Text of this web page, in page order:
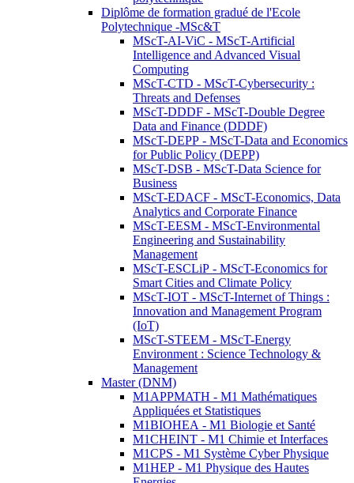
Diplôme de formation gradué de l'Ecole
Polytechnique -MSc&T
MScT-AI-ViC - MScT-Artificial
Intelligence and Advanced Visual
Computing
MScT-CTD - MScT-Cybersecurity :
Threats and Defenses
MScT-DDDF - MScT-Double Degree
Data and Finance (DDDF)
MScT-DEPP - MScT-Data and Economics
for Public Policy (DEPP)
MScT-DSB - MScT-Data Science for
Business
MScT-EDACF - MScT-Economics, Data
Analytics and Corporate Finance
MScT-EESM - MScT-Environmental
Engineering and Sustainability
Management
MScT-ESCLiP - MScT-Economics for
Smart Cities and Climate Policy
MScT-IOT - MScT-Internet of Things :
Innovation and Management Program
(IoT)
MScT-STEEM - MScT-Energy
Environment : Science Technology &
Management
Master (DNM)
M1APPMATH - M1 Mathématiques
Appliquées et Statistiques
M1BIOHEA - M1 Biologie et Santé
M1CHEINT - M1 Chimie et Interfaces
M1CPS - M1 Système Cyber Physique
M1HEP - M1 Physique des Hautes